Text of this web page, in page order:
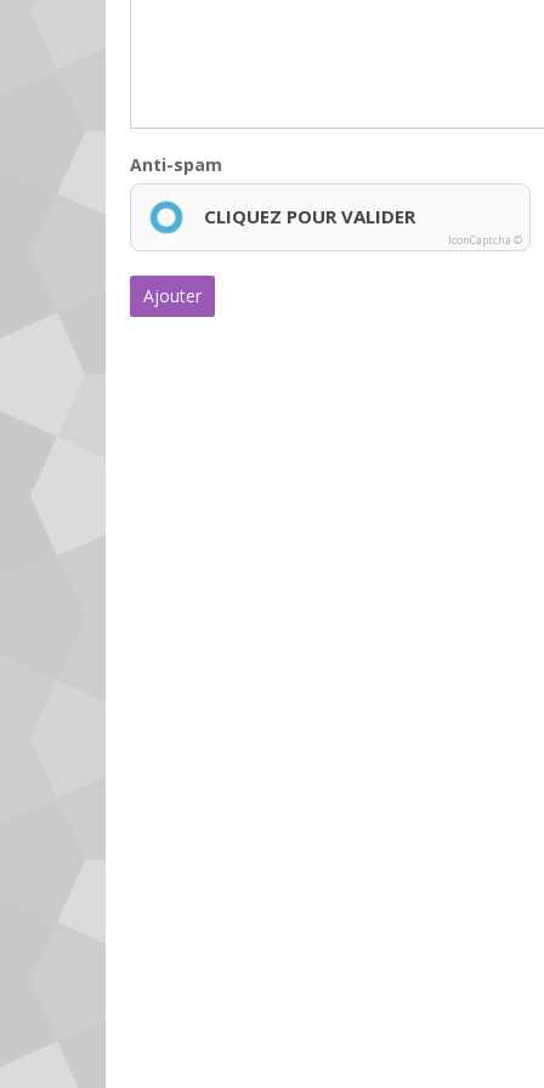
Anti-spam
CLIQUEZ POUR VALIDER
IconCaptcha ©
Ajouter